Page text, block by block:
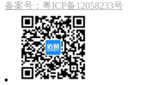
备案号：粤ICP备12058233号